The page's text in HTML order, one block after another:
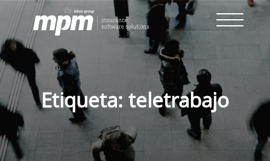
Skip
content
Etiqueta: teletrabajo